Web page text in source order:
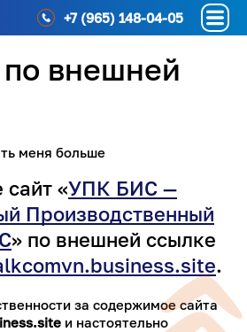
+7 (965) 148-04-05
внешней
меня больше
«УПК БИС —
Производственный
» по внешней ссылке
.
за содержимое сайта
и настоятельно